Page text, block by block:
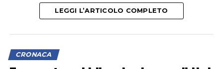
LEGGI L’ARTICOLO COMPLETO
CRONACA